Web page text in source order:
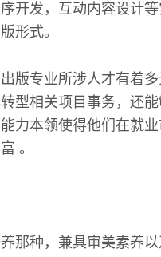
开发，互动内容设计
形式。
版专业所涉人才有着
型相关项目事务，还
力本领使得他们在就
。
那种，兼具审美素养